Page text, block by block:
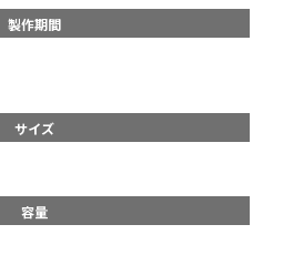
製作期間
サイズ
容量